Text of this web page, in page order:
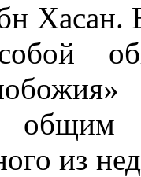
Хасан.
собой
из